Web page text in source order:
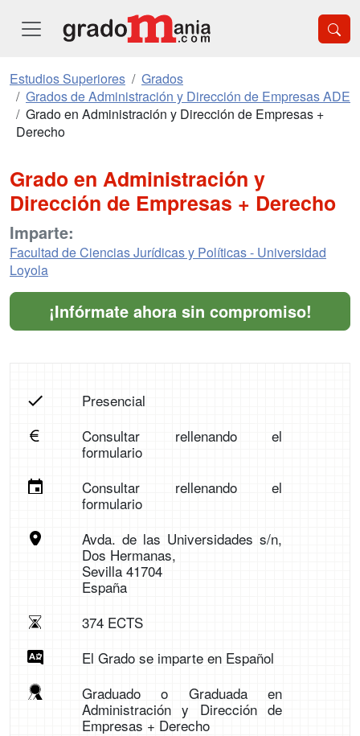
Estudios Superiores
Grados
Grados de Administración y Dirección de Empresas ADE
Grado en Administración y Dirección de Empresas +
Derecho
Grado en Administración y
Dirección de Empresas + Derecho
Imparte:
Facultad de Ciencias Jurídicas y Políticas - Universidad
Loyola
¡Infórmate ahora sin compromiso!
Presencial
Consultar rellenando el
formulario
Consultar rellenando el
formulario
Avda. de las Universidades s/n,
Dos Hermanas,
Sevilla 41704
España
374 ECTS
El Grado se imparte en Español
Graduado o Graduada en
Administración y Dirección de
Empresas + Derecho